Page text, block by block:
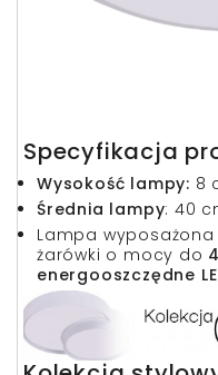
Specyfikacja
Wysokość lampy: 8
Średnia lampy: 40
Lampa wyposażona
żarówki o mocy do
energooszczędne